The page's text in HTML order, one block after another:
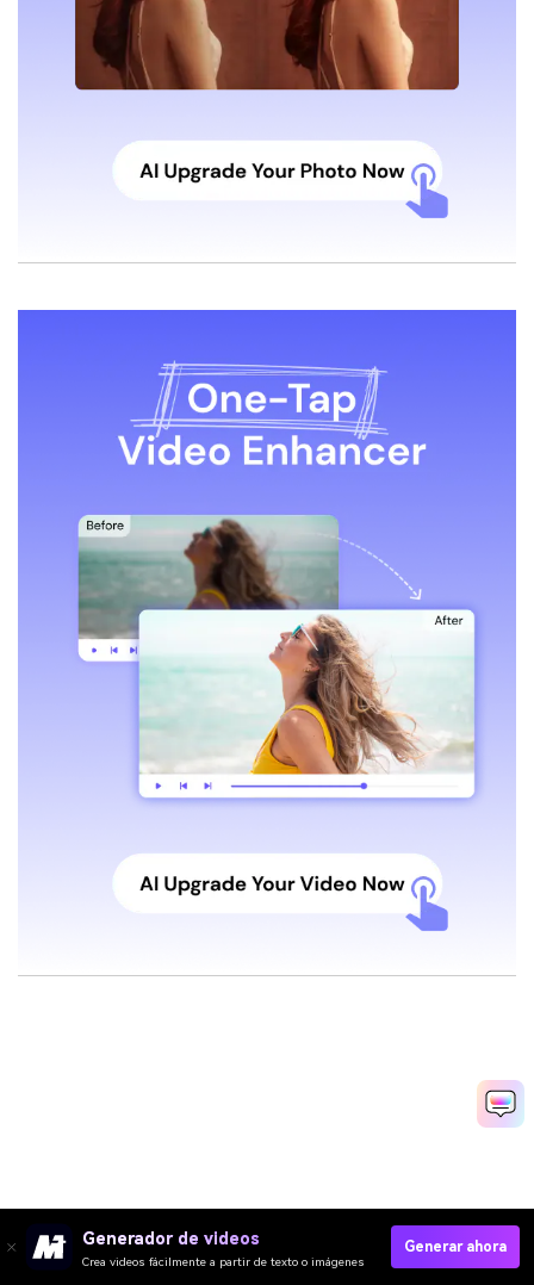
Generador de videos
Crea videos fácilmente a partir de texto o imágenes
Generar ahora